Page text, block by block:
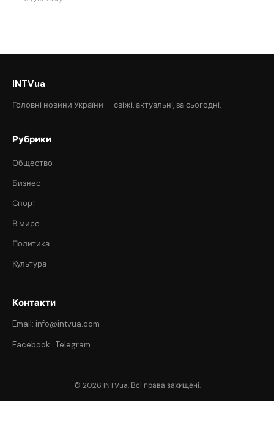
INTVua
Головні новини України — свіжі, актуальні, за сьогодні.
Рубрики
Общество
Бизнес
Спорт
В мире
Политика
Культура
Контакти
Email: info@intvua.com
Facebook · Telegram
© 2026 INTVua. Всі права захищені.